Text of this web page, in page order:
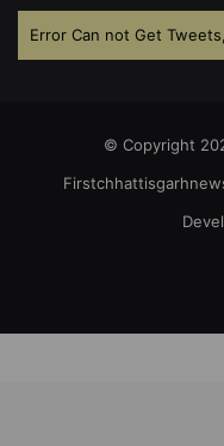
Error Can not Get
© Copyright